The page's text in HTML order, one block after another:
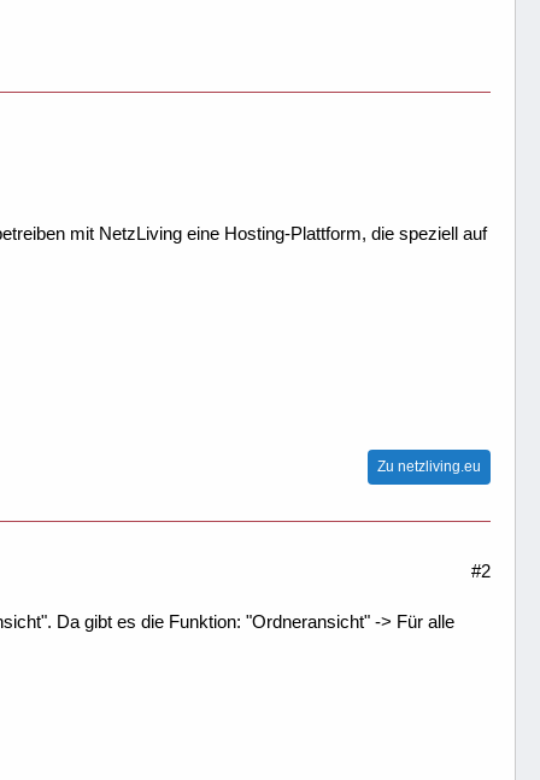
mit NetzLiving eine Hosting-Plattform, die speziell auf
Zu netzliving.eu
#2
Da gibt es die Funktion: "Ordneransicht" -> Für alle